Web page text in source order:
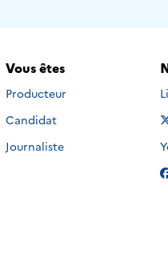
Vous êtes
Producteur
Candidat
Journaliste